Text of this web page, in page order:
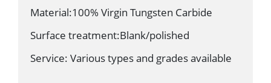
o
k
r
Material:100% Virgin Tungsten Carbide
Surface treatment:Blank/polished
Service: Various types and grades available